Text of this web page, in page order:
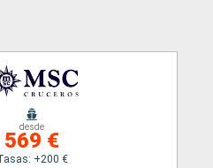
desde
569 €
+200 €